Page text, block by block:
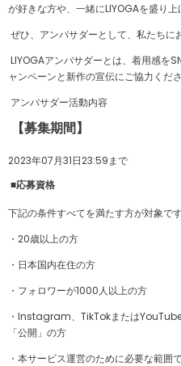
が好きな方や、一緒にLIYOGAを盛り
ぜひ、アンバサダーとして、私たちに
LIYOGAアンバサダーとは、着用感を
ャンペーンと新作の宣伝にご協力くださ
アンバサダー活動内容
【募集期間】
2023年07月31日23:59まで
■応募資格
下記の条件すべてを満たす方が対象で
・20歳以上の方
・日本国内在住の方
・フォロワーが1000人以上の方
・Instagram、TikTokまたは
「公開」の方
・本サービス運営のために必要な範